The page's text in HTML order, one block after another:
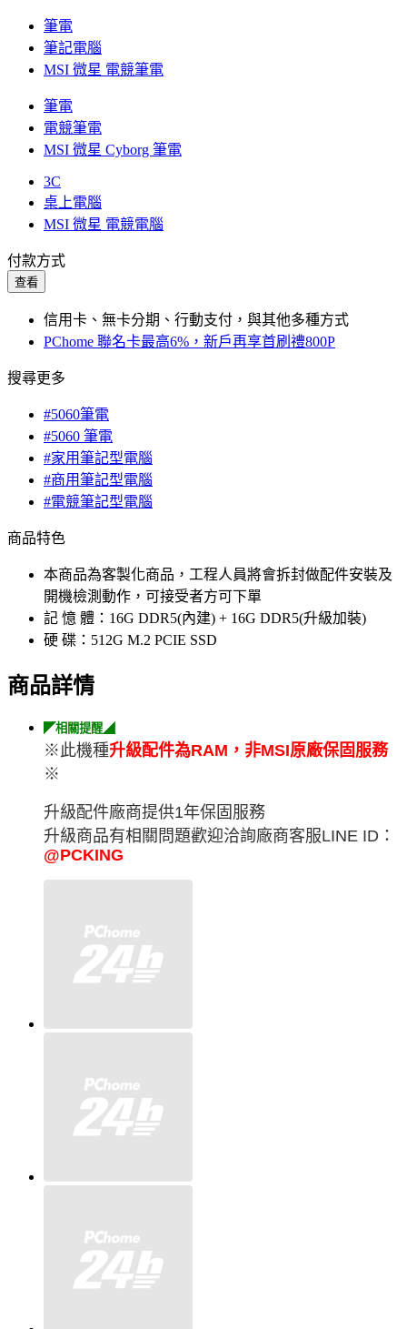
筆電
筆記電腦
MSI 微星 電競筆電
筆電
電競筆電
MSI 微星 Cyborg 筆電
3C
桌上電腦
MSI 微星 電競電腦
付款方式
查看
信用卡、無卡分期、行動支付，與其他多種方式
PChome 聯名卡最高6%，新戶再享首刷禮800P
搜尋更多
#5060筆電
#5060 筆電
#家用筆記型電腦
#商用筆記型電腦
#電競筆記型電腦
商品特色
本商品為客製化商品，工程人員將會拆封做配件安裝及
開機檢測動作，可接受者方可下單
記 憶 體：16G DDR5(內建) + 16G DDR5(升級加裝)
硬 碟：512G M.2 PCIE SSD
商品詳情
◤相關提醒◢
※此機種升級配件為RAM，非MSI原廠保固服務
※
升級配件廠商提供1年保固服務
升級商品有相關問題歡迎洽詢廠商客服LINE ID：
@PCKING